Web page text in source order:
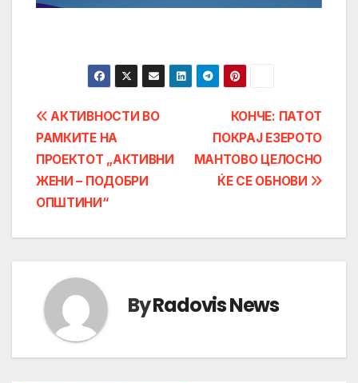
Post
navigation
КОНЧЕ: ПАТОТ
ПОКРАЈ ЕЗЕРОТО
МАНТОВО ЦЕЛОСНО
ЌЕ СЕ ОБНОВИ
АКТИВНОСТИ ВО
РАМКИТЕ НА
ПРОЕКТОТ „АКТИВНИ
ЖЕНИ – ПОДОБРИ
ОПШТИНИ“
ByRadovis News